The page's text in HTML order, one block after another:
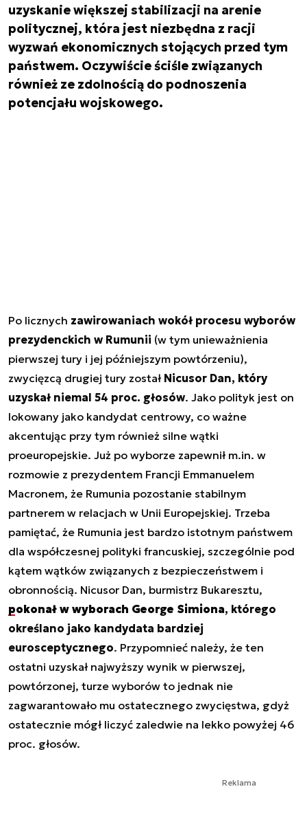
uzyskanie większej stabilizacji na arenie
politycznej, która jest niezbędna z racji
wyzwań ekonomicznych stojących przed tym
państwem. Oczywiście ściśle związanych
również ze zdolnością do podnoszenia
potencjału wojskowego.
Po licznych zawirowaniach wokół procesu wyborów
prezydenckich w Rumunii (w tym unieważnienia
pierwszej tury i jej późniejszym powtórzeniu),
zwycięzcą drugiej tury został Nicusor Dan, który
uzyskał niemal 54 proc. głosów. Jako polityk jest on
lokowany jako kandydat centrowy, co ważne
akcentując przy tym również silne wątki
proeuropejskie. Już po wyborze zapewnił m.in. w
rozmowie z prezydentem Francji Emmanuelem
Macronem, że Rumunia pozostanie stabilnym
partnerem w relacjach w Unii Europejskiej. Trzeba
pamiętać, że Rumunia jest bardzo istotnym państwem
dla współczesnej polityki francuskiej, szczególnie pod
kątem wątków związanych z bezpieczeństwem i
obronnością. Nicusor Dan, burmistrz Bukaresztu,
pokonał w wyborach George Simiona, którego
określano jako kandydata bardziej
eurosceptycznego. Przypomnieć należy, że ten
ostatni uzyskał najwyższy wynik w pierwszej,
powtórzonej, turze wyborów to jednak nie
zagwarantowało mu ostatecznego zwycięstwa, gdyż
ostatecznie mógł liczyć zaledwie na lekko powyżej 46
proc. głosów.
Reklama